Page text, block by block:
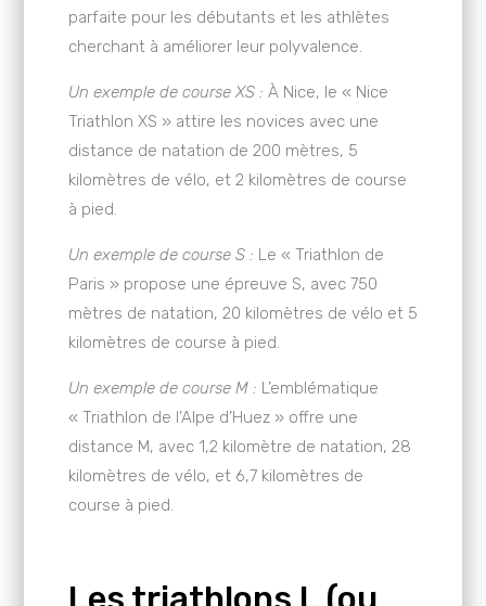
parfaite pour les débutants et les athlètes
cherchant à améliorer leur polyvalence.
Un exemple de course XS : À Nice, le « Nice
Triathlon XS » attire les novices avec une
distance de natation de 200 mètres, 5
kilomètres de vélo, et 2 kilomètres de course
à pied.
Un exemple de course S : Le « Triathlon de
Paris » propose une épreuve S, avec 750
mètres de natation, 20 kilomètres de vélo et 5
kilomètres de course à pied.
Un exemple de course M : L’emblématique
« Triathlon de l’Alpe d’Huez » offre une
distance M, avec 1,2 kilomètre de natation, 28
kilomètres de vélo, et 6,7 kilomètres de
course à pied.